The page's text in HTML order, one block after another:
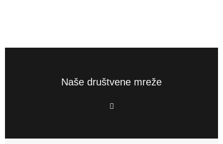
Naše društvene mreže
F
a
o